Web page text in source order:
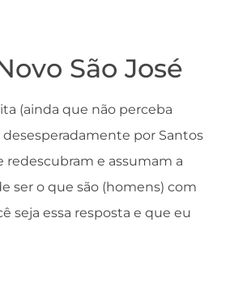
São José
(ainda que não perceba
por Santos
redescubram e assumam a
ser o que são (homens) com
seja essa resposta e que eu